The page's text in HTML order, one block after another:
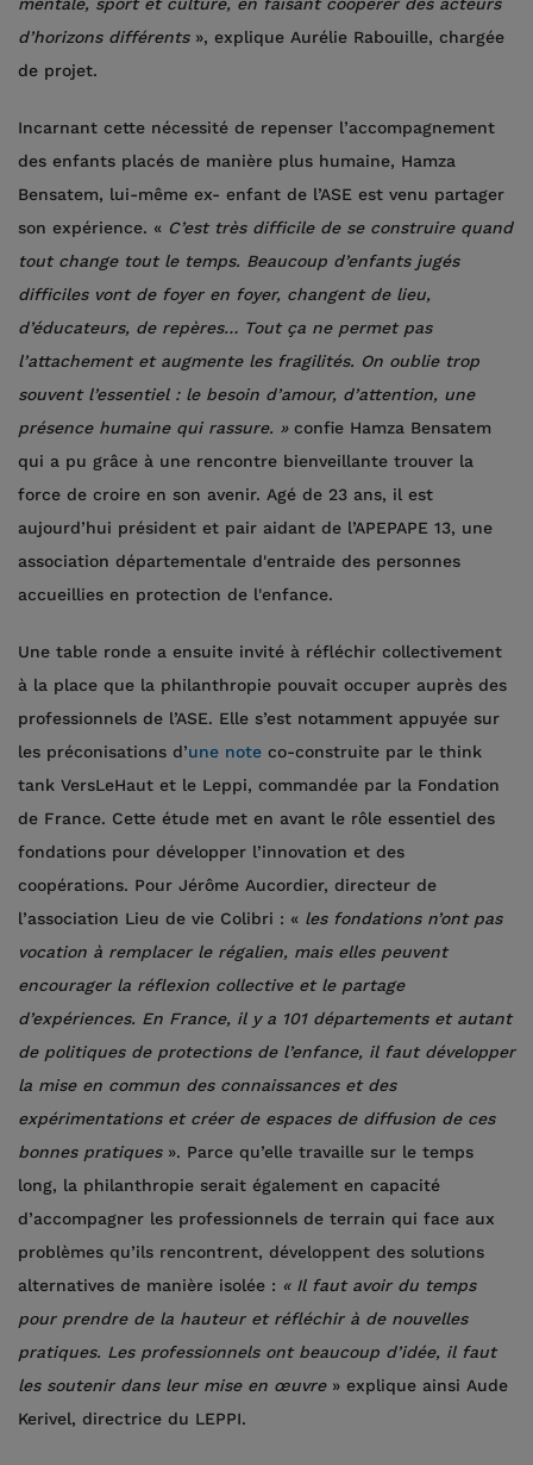
d’horizons différents», explique Aurélie Rabouille, chargée
de projet.
Incarnant cette nécessité de repenser l’accompagnement
des enfants placés de manière plus humaine, Hamza
Bensatem, lui-même ex- enfant de l’ASE est venu partager
son expérience. « C’est très difficile de se construire quand
tout change tout le temps. Beaucoup d’enfants jugés
difficiles vont de foyer en foyer, changent de lieu,
d’éducateurs, de repères… Tout ça ne permet pas
l’attachement et augmente les fragilités. On oublie trop
souvent l’essentiel : le besoin d’amour, d’attention, une
présence humaine qui rassure. » confie Hamza Bensatem
qui a pu grâce à une rencontre bienveillante trouver la
force de croire en son avenir. Agé de 23 ans, il est
aujourd’hui président et pair aidant de l’APEPAPE 13, une
association départementale d'entraide des personnes
accueillies en protection de l'enfance.
Une table ronde a ensuite invité à réfléchir collectivement
à la place que la philanthropie pouvait occuper auprès des
professionnels de l’ASE. Elle s’est notamment appuyée sur
les préconisations d’une note co-construite par le think
tank VersLeHaut et le Leppi, commandée par la Fondation
de France. Cette étude met en avant le rôle essentiel des
fondations pour développer l’innovation et des
coopérations. Pour Jérôme Aucordier, directeur de
l’association Lieu de vie Colibri : « les fondations n’ont pas
vocation à remplacer le régalien, mais elles peuvent
encourager la réflexion collective et le partage
d’expériences. En France, il y a 101 départements et autant
de politiques de protections de l’enfance, il faut développer
la mise en commun des connaissances et des
expérimentations et créer de espaces de diffusion de ces
bonnes pratiques ». Parce qu’elle travaille sur le temps
long, la philanthropie serait également en capacité
d’accompagner les professionnels de terrain qui face aux
problèmes qu’ils rencontrent, développent des solutions
alternatives de manière isolée : « Il faut avoir du temps
pour prendre de la hauteur et réfléchir à de nouvelles
pratiques. Les professionnels ont beaucoup d’idée, il faut
les soutenir dans leur mise en œuvre» explique ainsi Aude
Kerivel, directrice du LEPPI.